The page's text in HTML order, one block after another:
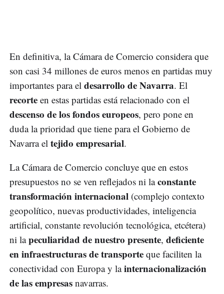
En definitiva, la Cámara de Comercio considera que
son casi 34 millones de euros menos en partidas muy
importantes para el desarrollo de Navarra. El
recorte en estas partidas está relacionado con el
descenso de los fondos europeos, pero pone en
duda la prioridad que tiene para el Gobierno de
Navarra el tejido empresarial.
La Cámara de Comercio concluye que en estos
presupuestos no se ven reflejados ni laconstante
transformación internacional (complejo contexto
geopolítico, nuevas productividades, inteligencia
artificial, constante revolución tecnológica, etcétera)
ni lapeculiaridad de nuestro presente, deficiente
en infraestructuras de transporte que faciliten la
conectividad con Europa y lainternacionalización
de las empresas navarras.